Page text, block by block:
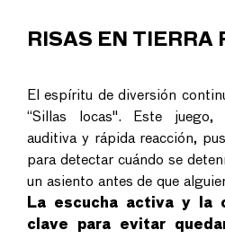
RISAS EN TIERRA
El espíritu de diversión
“Sillas locas". Este juego,
auditiva y rápida reacción,
para detectar cuándo se
un asiento antes de que
La escucha activa y la
clave para evitar